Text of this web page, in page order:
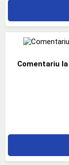
Comentariu